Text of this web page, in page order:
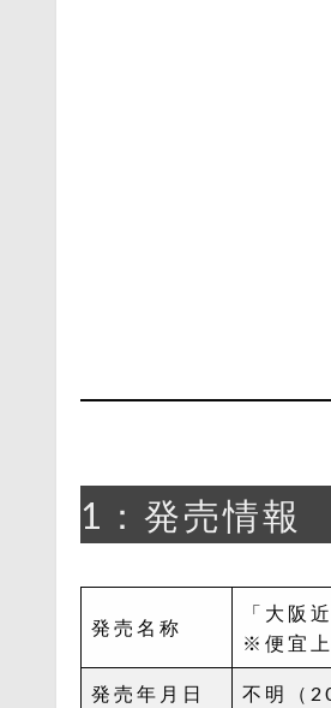
1：発売情報
発売名称
「大阪
※便宜
発売年月日 不明（